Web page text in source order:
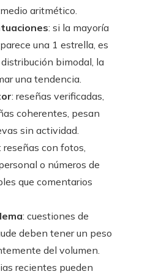
aritmético.
: si la mayoría
una 1 estrella, es
bimodal, la
una tendencia.
: reseñas verificadas,
coherentes, pesan
sin actividad.
: reseñas con fotos,
o números de
que comentarios
: cuestiones de
deben tener un peso
del volumen.
recientes pueden